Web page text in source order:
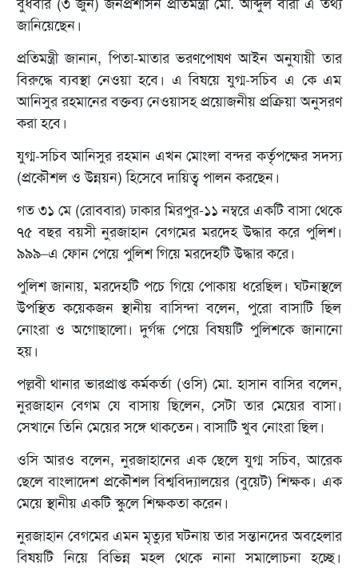
বুধবার (৩ জুন) জনপ্রশাসন প্রতিমন্ত্রী মো. আব্দুল বারী এ তথ্য
জানিয়েছেন।
প্রতিমন্ত্রী জানান, পিতা-মাতার ভরণপোষণ আইন অনুযায়ী তার
বিরুদ্ধে ব্যবস্থা নেওয়া হবে। এ বিষয়ে যুগ্ম-সচিব এ কে এম
আনিসুর রহমানের বক্তব্য নেওয়াসহ প্রয়োজনীয় প্রক্রিয়া অনুসরণ
করা হবে।
যুগ্ম-সচিব আনিসুর রহমান এখন মোংলা বন্দর কর্তৃপক্ষের সদস্য
(প্রকৌশল ও উন্নয়ন) হিসেবে দায়িত্ব পালন করছেন।
গত ৩১ মে (রোববার) ঢাকার মিরপুর-১১ নম্বরে একটি বাসা থেকে
৭৫ বছর বয়সী নুরজাহান বেগমের মরদেহ উদ্ধার করে পুলিশ।
৯৯৯–এ ফোন পেয়ে পুলিশ গিয়ে মরদেহটি উদ্ধার করে।
পুলিশ জানায়, মরদেহটি পচে গিয়ে পোকায় ধরেছিল। ঘটনাস্থলে
উপস্থিত কয়েকজন স্থানীয় বাসিন্দা বলেন, পুরো বাসাটি ছিল
নোংরা ও অগোছালো। দুর্গন্ধ পেয়ে বিষয়টি পুলিশকে জানানো
হয়।
পল্লবী থানার ভারপ্রাপ্ত কর্মকর্তা (ওসি) মো. হাসান বাসির বলেন,
নুরজাহান বেগম যে বাসায় ছিলেন, সেটা তার মেয়ের বাসা।
সেখানে তিনি মেয়ের সঙ্গে থাকতেন। বাসাটি খুব নোংরা ছিল।
ওসি আরও বলেন, নুরজাহানের এক ছেলে যুগ্ম সচিব, আরেক
ছেলে বাংলাদেশ প্রকৌশল বিশ্ববিদ্যালয়ের (বুয়েট) শিক্ষক। এক
মেয়ে স্থানীয় একটি স্কুলে শিক্ষকতা করেন।
নুরজাহান বেগমের এমন মৃত্যুর ঘটনায় তার সন্তানদের অবহেলার
বিষয়টি নিয়ে বিভিন্ন মহল থেকে নানা সমালোচনা হচ্ছে।